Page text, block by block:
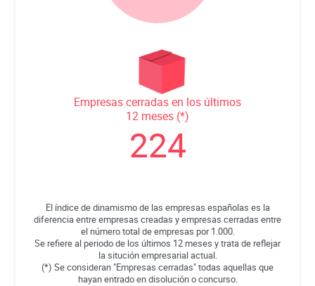
Empresas cerradas en los últimos
12 meses (*)
224
El índice de dinamismo de las empresas españolas es la
diferencia entre empresas creadas y empresas cerradas entre
el número total de empresas por 1.000.
Se refiere al periodo de los últimos 12 meses y trata de reflejar
la situción empresarial actual.
(*) Se consideran "Empresas cerradas" todas aquellas que
hayan entrado en disolución o concurso.